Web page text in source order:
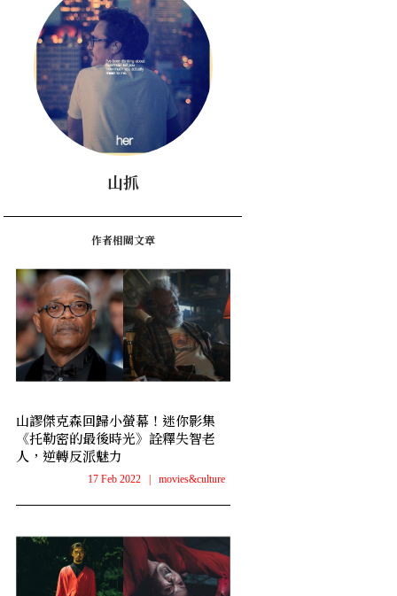
山抓
作者相關文章
山謬傑克森回歸小螢幕！迷你影集
《托勒密的最後時光》詮釋失智老
人，逆轉反派魅力
17 Feb 2022 | movies&culture